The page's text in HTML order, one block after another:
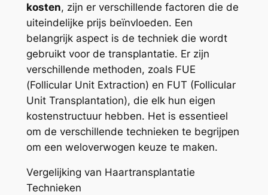
kosten, zijn er verschillende factoren die de
uiteindelijke prijs beïnvloeden. Een
belangrijk aspect is de techniek die wordt
gebruikt voor de transplantatie. Er zijn
verschillende methoden, zoals FUE
(Follicular Unit Extraction) en FUT (Follicular
Unit Transplantation), die elk hun eigen
kostenstructuur hebben. Het is essentieel
om de verschillende technieken te begrijpen
om een weloverwogen keuze te maken.
Vergelijking van Haartransplantatie
Technieken